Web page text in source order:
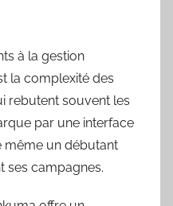
à la gestion
la complexité des
rebutent souvent les
par une interface
même un débutant
ses campagnes.